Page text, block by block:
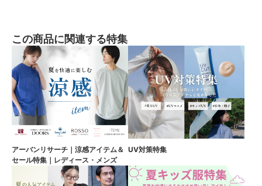
この商品に関連する特集
アーバンリサーチ｜涼感アイテム＆
セール特集｜レディース・メンズ
UV対策特集